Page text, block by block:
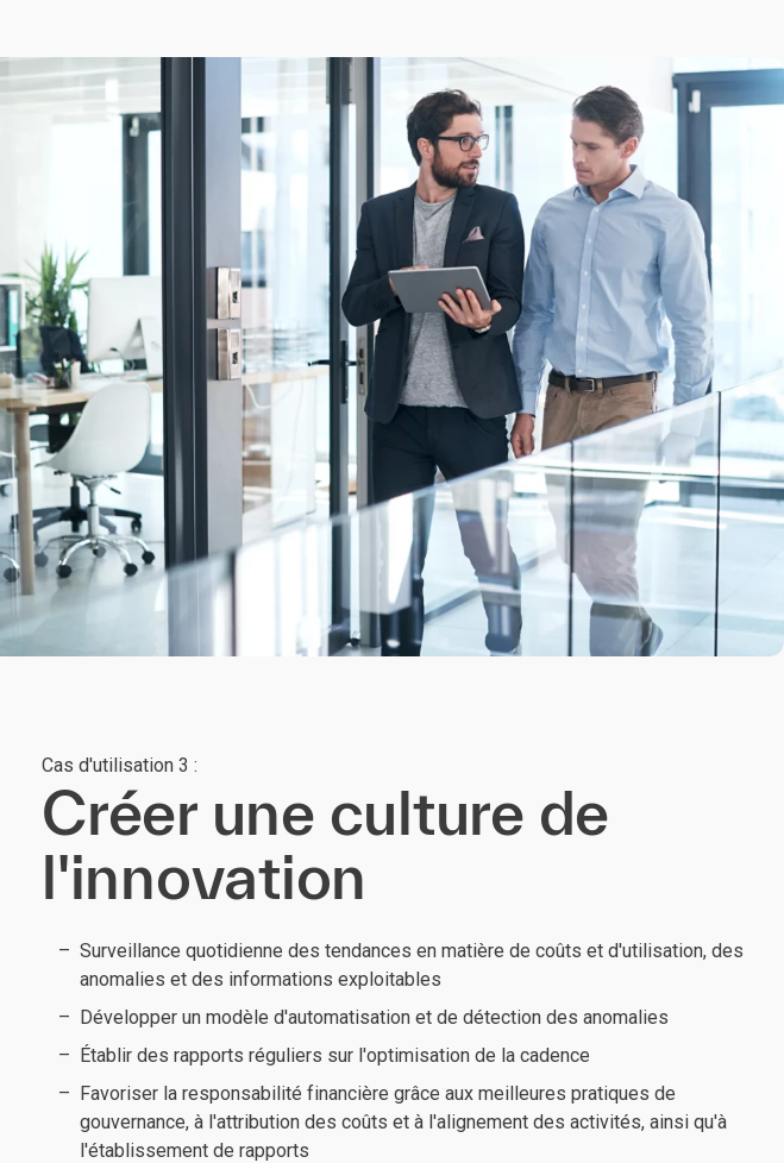
Cas d'utilisation 3 :
Créer une culture de
l'innovation
Surveillance quotidienne des tendances en matière de coûts et d'utilisation, des
anomalies et des informations exploitables
Développer un modèle d'automatisation et de détection des anomalies
Établir des rapports réguliers sur l'optimisation de la cadence
Favoriser la responsabilité financière grâce aux meilleures pratiques de
gouvernance, à l'attribution des coûts et à l'alignement des activités, ainsi qu'à
l'établissement de rapports